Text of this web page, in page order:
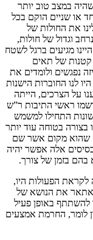
במצב טוב יותר
או שניים הוקם בכל
את החולות של
וגדול של חולות,
מגיעים ברגל לשטח
קטנות של תאים
נפגשים ולומדים את
לנו החוברות הישנות
על הצרכים, הייתה
ראשי התיבות ר”ש
התחילו למשמש
בטוחה עוד יותר
שהוא מקום אשר שם
אלה אפשר יהיה
בזמן של צורך.
הפעולות היו,
אתאר את הנושא של
באופן פעיל
לומר, החרמת אמצעים